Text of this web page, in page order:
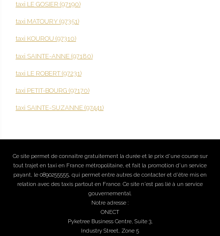
taxi LE GOSIER (97190)
taxi MATOURY (97351)
taxi KOUROU (97310)
taxi SAINTE-ANNE (97180)
taxi LE ROBERT (97231)
taxi PETIT-BOURG (97170)
taxi SAINTE-SUZANNE (97441)
Ce site permet de connaître gratuitement la durée et le prix d'une course sur
tout trajet en taxi en France métropolitaine, et fait la promotion d'un service
payant, le 0890255555, qui permet entre autres de contacter et d'être mis en
relation avec des taxis partout en France. Ce site n'est pas lié à un service
gouvernemental.
Notre adresse :
ONECT
Pyketree Business Centre, Suite 3,
Industry Street, Zone 5